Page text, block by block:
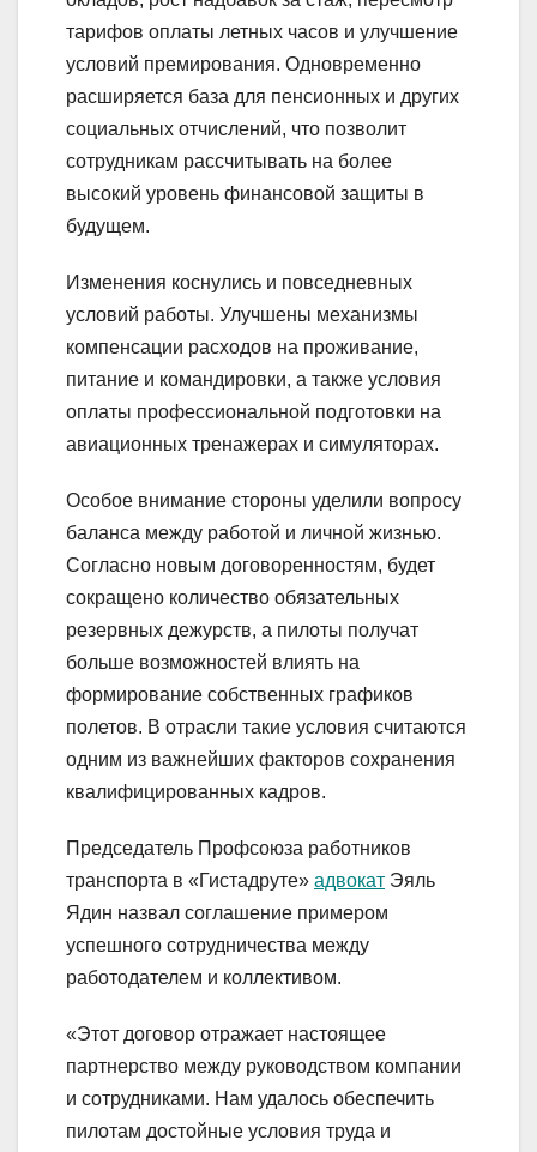
тарифов оплаты летных часов и улучшение
условий премирования. Одновременно
расширяется база для пенсионных и других
социальных отчислений, что позволит
сотрудникам рассчитывать на более
высокий уровень финансовой защиты в
будущем.
Изменения коснулись и повседневных
условий работы. Улучшены механизмы
компенсации расходов на проживание,
питание и командировки, а также условия
оплаты профессиональной подготовки на
авиационных тренажерах и симуляторах.
Особое внимание стороны уделили вопросу
баланса между работой и личной жизнью.
Согласно новым договоренностям, будет
сокращено количество обязательных
резервных дежурств, а пилоты получат
больше возможностей влиять на
формирование собственных графиков
полетов. В отрасли такие условия считаются
одним из важнейших факторов сохранения
квалифицированных кадров.
Председатель Профсоюза работников
транспорта в «Гистадруте» адвокат Эяль
Ядин назвал соглашение примером
успешного сотрудничества между
работодателем и коллективом.
«Этот договор отражает настоящее
партнерство между руководством компании
и сотрудниками. Нам удалось обеспечить
пилотам достойные условия труда и